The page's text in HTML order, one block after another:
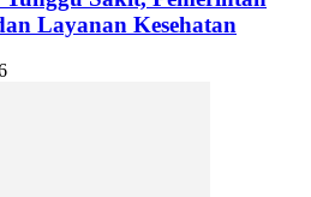
Layanan Kesehatan